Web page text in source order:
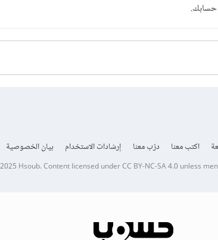
حسابك.
اكتب معنا درّب معنا إرشادات الاستخدام بيان الخصوصية
Hsoub.Content licensed underCC BY-NC-SA 4.0unless